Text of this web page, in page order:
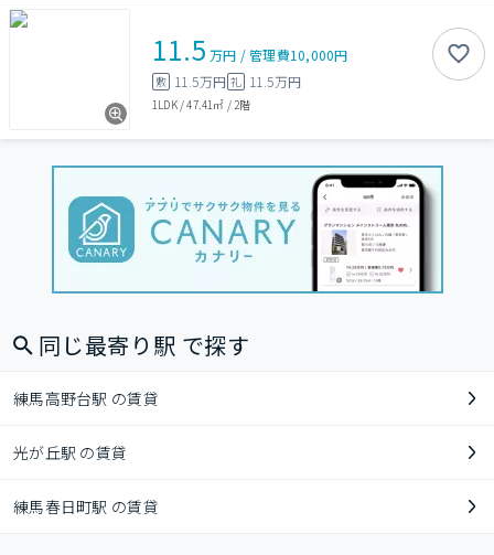
11.5 万円 /管理費10,000円
敷 11.5万円 礼 11.5万円
1LDK/47.41㎡ / 2階
同じ最寄り駅 で探す
練馬高野台駅 の賃貸
光が丘駅 の賃貸
練馬春日町駅 の賃貸